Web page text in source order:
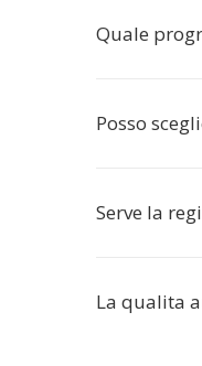
Quale
Posso
Serve la
La qualita